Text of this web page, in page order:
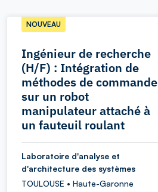
Ingénieur de recherche
(H/F) : Intégration de
méthodes de commande
sur un robot
manipulateur attaché à
un fauteuil roulant
NOUVEAU
Laboratoire d'analyse et
d'architecture des systèmes
TOULOUSE • Haute-Garonne